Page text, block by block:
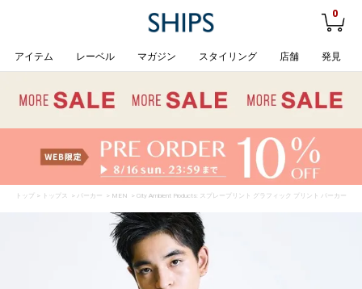
0
アイテム レーベル マガジン スタイリング 店舗 発見
トップ > トップス > パーカー > MEN > City Ambient Products: スプレープリント グラフィック プリント パーカー